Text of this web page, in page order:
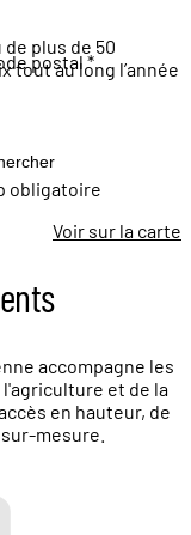
plus de 50
tout au long l’année
postal *
obligatoire
Voir sur la carte
accompagne les
et de la
en hauteur, de
mesure.